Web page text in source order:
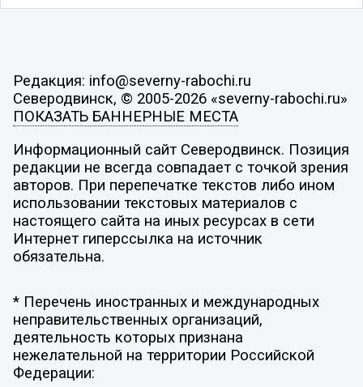
Редакция: info@severny-rabochi.ru
Северодвинск, © 2005-2026 «severny-rabochi.ru»
ПОКАЗАТЬ БАННЕРНЫЕ МЕСТА
Информационный сайт Северодвинск. Позиция
редакции не всегда совпадает с точкой зрения
авторов. При перепечатке текстов либо ином
использовании текстовых материалов с
настоящего сайта на иных ресурсах в сети
Интернет гиперссылка на источник
обязательна.
* Перечень иностранных и международных
неправительственных организаций,
деятельность которых признана
нежелательной на территории Российской
Федерации: